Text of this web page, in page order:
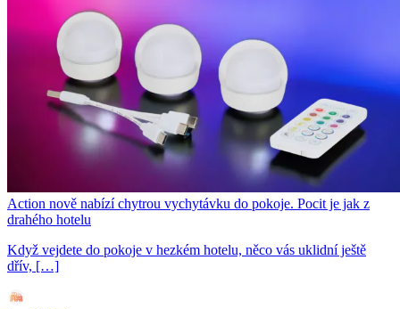
Action nově nabízí chytrou vychytávku do pokoje. Pocit je jak z
drahého hotelu
Když vejdete do pokoje v hezkém hotelu, něco vás uklidní ještě
dřív, […]